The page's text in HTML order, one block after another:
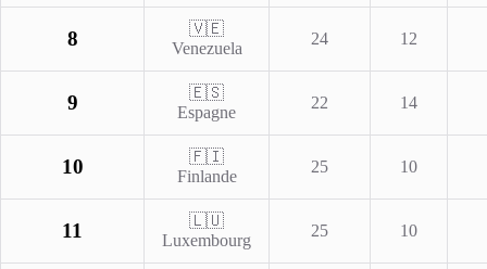
8
🇻🇪
Venezuela
24 12
9
🇪🇸
Espagne
22 14
10
🇫🇮
Finlande
25 10
11
🇱🇺
Luxembourg
25 10